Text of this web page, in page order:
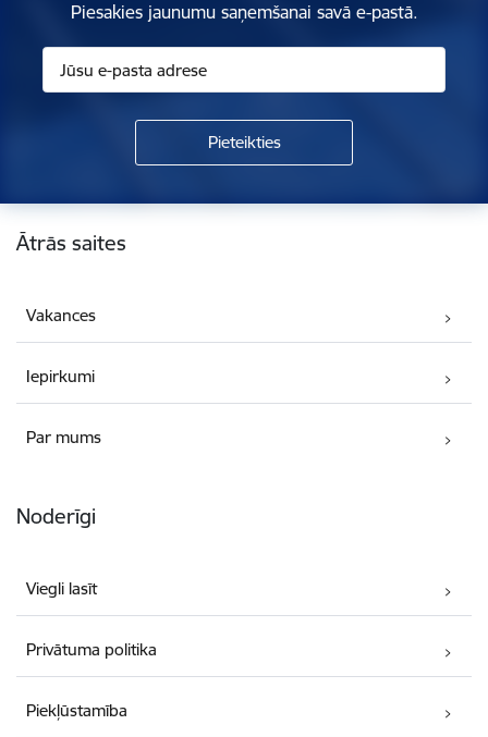
Piesakies jaunumu saņemšanai savā e-pastā.
Kājene
Ātrās saites
Vakances
Iepirkumi
Par mums
Noderīgi
Viegli lasīt
Privātuma politika
Piekļūstamība